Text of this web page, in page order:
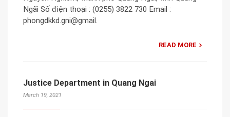
Ngãi Số điện thoại : (0255) 3822 730 Email :
phongdkkd.gni@gmail.
READ MORE
Justice Department in Quang Ngai
March 19, 2021